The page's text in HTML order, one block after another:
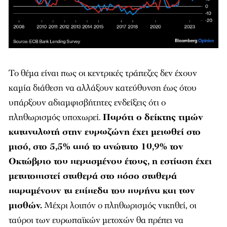
Το θέμα είναι πως οι κεντρικές τράπεζες δεν έχουν
καμία διάθεση να αλλάξουν κατεύθυνση έως ότου
υπάρξουν αδιαμφισβήτητες ενδείξεις ότι ο
πληθωρισμός υποχωρεί. Παρότι ο δείκτης τιμών
καταναλωτή στην ευρωζώνη έχει μειωθεί στο
μισό, στο 5,5% από το ανώτατο 10,9% τον
Οκτώβριο του περασμένου έτους, η εστίαση έχει
μετατοπιστεί σταθερά στο πόσο σταθερά
παραμένουν τα επίπεδα του πυρήνα και των
μισθών.Μέχρι λοιπόν ο πληθωρισμός νικηθεί, οι
ταύροι των ευρωπαϊκών μετοχών θα πρέπει να